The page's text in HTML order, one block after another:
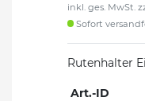
inkl. ges. MwSt.
Sofort
Rutenhalter
Art.-ID